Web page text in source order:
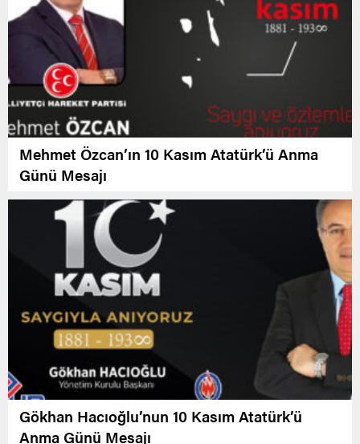
Mehmet Özcan’ın 10 Kasım Atatürk’ü Anma
Günü Mesajı
Gökhan Hacıoğlu’nun 10 Kasım Atatürk’ü
Anma Günü Mesajı